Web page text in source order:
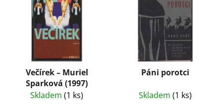
Večírek – Muriel
Sparková (1997)
Skladem (1 ks)
Páni porotci
Skladem (1 ks)